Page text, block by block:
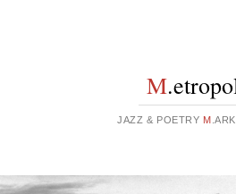
M
JAZZ & POETRY M